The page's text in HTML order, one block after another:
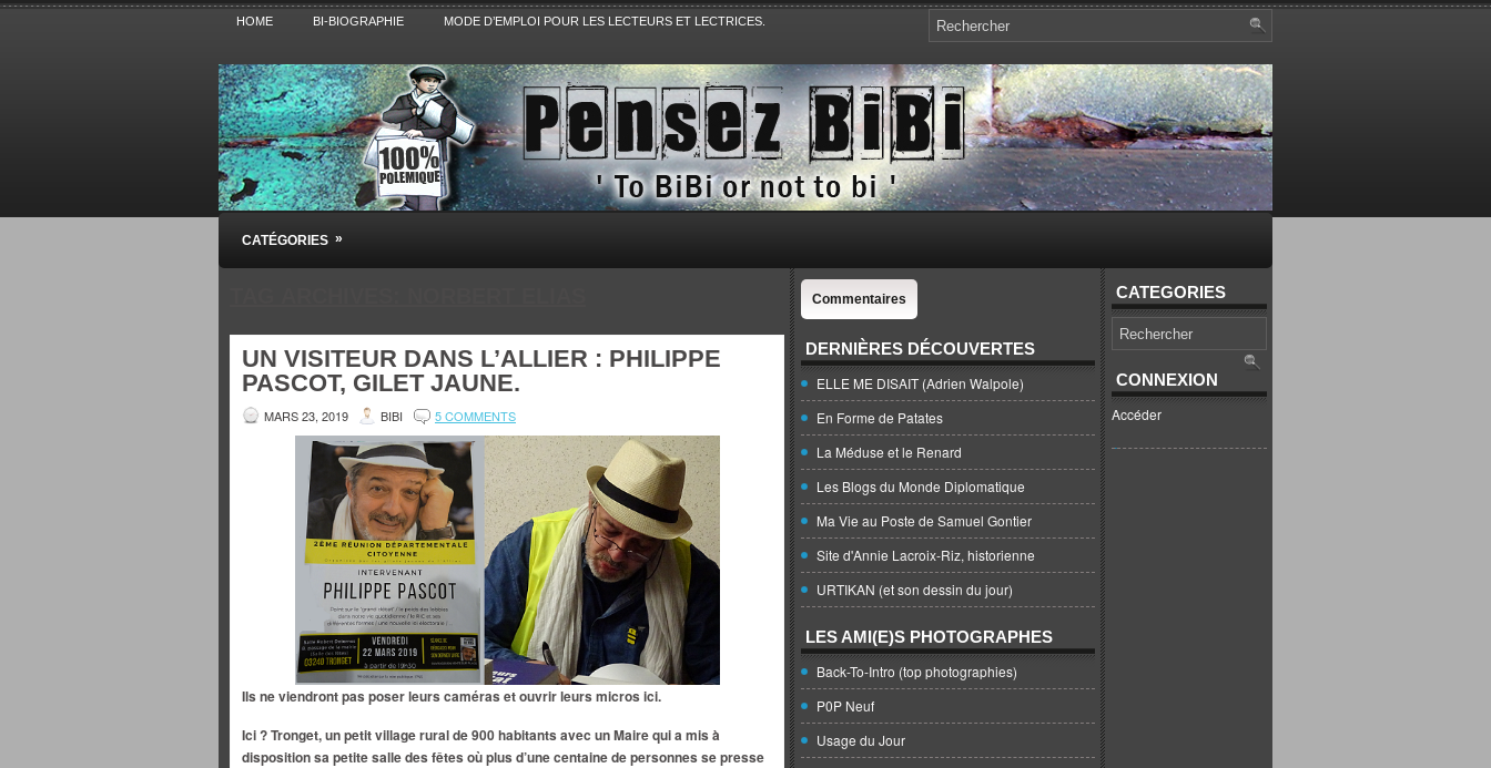
HOME BI-BIOGRAPHIE MODE D’EMPLOI POUR LES LECTEURS ET LECTRICES.
Pensez BiBi
Blog polémique sur l'Actualité, la Culture, la Politique, le Sport,. Avec Revue de presse et de blogs.
CATÉGORIES »
UN VISITEUR DANS L’ALLIER : PHILIPPE
PASCOT, GILET JAUNE.
MARS 23, 2019 BIBI 5 COMMENTS
Ils ne viendront pas poser leurs caméras et ouvrir leurs micros ici.
Ici ? Tronget, un petit village rural de 900 habitants avec un Maire qui a mis à
disposition sa petite salle des fêtes où plus d’une centaine de personnes se presse
Commentaires
DERNIÈRES DÉCOUVERTES
ELLE ME DISAIT (Adrien Walpole)
En Forme de Patates
La Méduse et le Renard
Les Blogs du Monde Diplomatique
Ma Vie au Poste de Samuel Gontier
Site d'Annie Lacroix-Riz, historienne
URTIKAN (et son dessin du jour)
LES AMI(E)S PHOTOGRAPHES
Back-To-Intro (top photographies)
P0P Neuf
Usage du Jour
CATEGORIES
CONNEXION
Accéder